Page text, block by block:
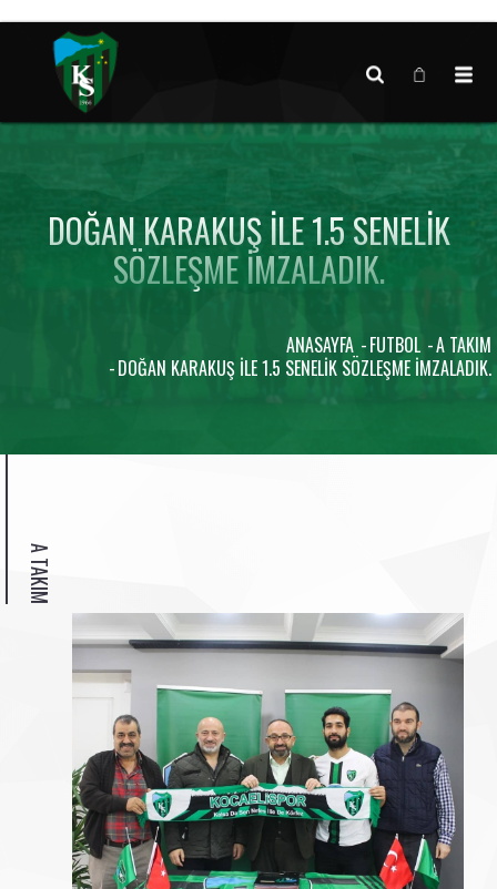
DOĞAN KARAKUŞ İLE 1.5 SENELIK
SÖZLEŞME IMZALADIK.
ANASAYFA FUTBOL A TAKIM
DOĞAN KARAKUŞ İLE 1.5 SENELIK SÖZLEŞME IMZALADIK.
A TAKIM